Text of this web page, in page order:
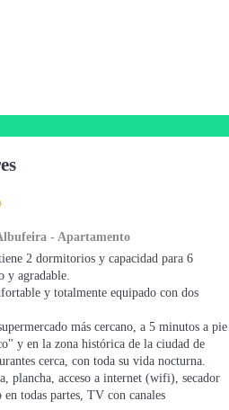
- Apartamento
2 dormitorios y capacidad para 6
y agradable.
y totalmente equipado con dos
más cercano, a 5 minutos a pie
y en la zona histórica de la ciudad de
cerca, con toda su vida nocturna.
plancha, acceso a internet (wifi), secador
todas partes, TV con canales